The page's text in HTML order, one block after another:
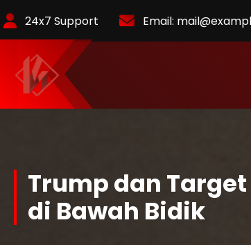
to
Content
24x7 Support Email:
KurlyKlips menyajikan informasi bisnis terbaru, strategi usaha,
Trump dan
di Bawah Bidik